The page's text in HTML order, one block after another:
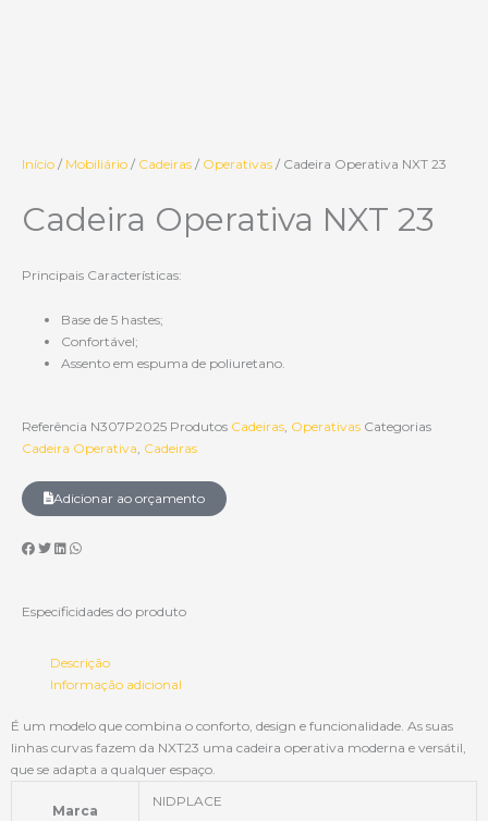
Início / Mobiliário / Cadeiras / Operativas / Cadeira Operativa NXT 23
Cadeira Operativa NXT 23
Principais Características:
Base de 5 hastes;
Confortável;
Assento em espuma de poliuretano.
Referência N307P2025 Produtos Cadeiras, Operativas Categorias
Cadeira Operativa, Cadeiras
Adicionar ao orçamento
Especificidades do produto
Descrição
Informação adicional
É um modelo que combina o conforto, design e funcionalidade. As suas
linhas curvas fazem da NXT23 uma cadeira operativa moderna e versátil,
que se adapta a qualquer espaço.
Marca
NIDPLACE